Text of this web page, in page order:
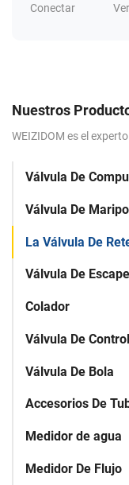
Nuestros
WEIZIDOM es el
Válvula De
Válvula De
La Válvula De
Válvula De
Colador
Válvula De
Válvula De Bola
Accesorios De
Medidor de agua
Medidor De Flujo
Conectar